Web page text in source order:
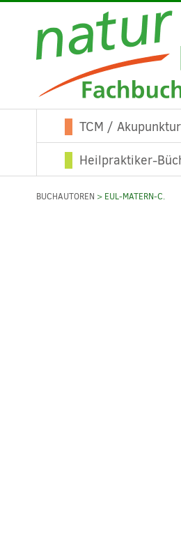
TCM /
Heilpraktiker-
BUCHAUTOREN > EUL-MATERN-C.